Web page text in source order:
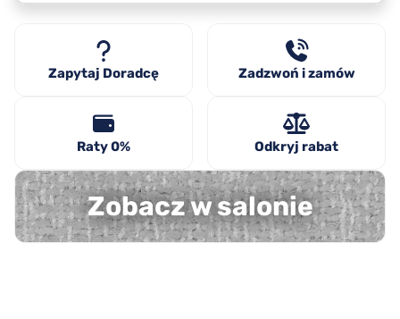
Zapytaj Doradcę Zadzwoń i zamów
Raty 0% Odkryj rabat
Zobacz w salonie